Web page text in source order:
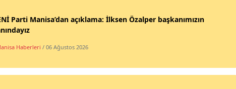
Parti Manisa’dan açıklama: İlksen Özalper başkanımızın
Haberleri / 06 Ağustos 2026